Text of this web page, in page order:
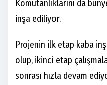
Komutanlıklarını da
inşa ediliyor.
Projenin ilk etap kaba
olup, ikinci etap
sonrası hızla devam